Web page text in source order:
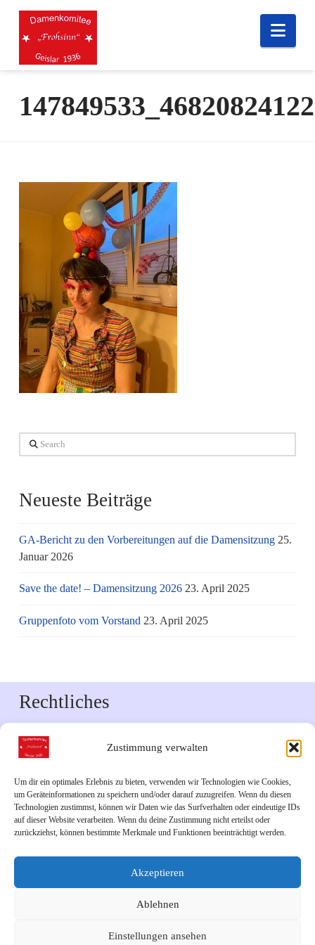
Zustimmung verwalten
Um dir ein optimales Erlebnis zu bieten, verwenden wir Technologien wie Cookies,
um Geräteinformationen zu speichern und/oder darauf zuzugreifen. Wenn du diesen
Technologien zustimmst, können wir Daten wie das Surfverhalten oder eindeutige IDs
auf dieser Website verarbeiten. Wenn du deine Zustimmung nicht erteilst oder
zurückziehst, können bestimmte Merkmale und Funktionen beeinträchtigt werden.
Akzeptieren
Ablehnen
Einstellungen ansehen
Search
Neueste Beiträge
GA-Bericht zu den Vorbereitungen auf die Damensitzung 25.
Januar 2026
Save the date! – Damensitzung 2026 23. April 2025
Gruppenfoto vom Vorstand 23. April 2025
Rechtliches
Impressum
Datenschutzerklärung
Downloads
Veranstaltungskalender 2026
Links